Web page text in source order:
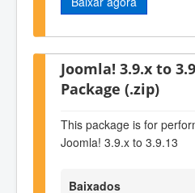
Joomla! 3.9.x to
Package (.zip)
This package is for
Joomla! 3.9.x to 3.9.13
Baixados